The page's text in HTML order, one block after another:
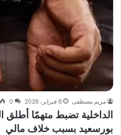
مريم مصطفى 6 فبراير، 2026 0
الداخلية تضبط متهمًا
بورسعيد بسبب خلاف مالي